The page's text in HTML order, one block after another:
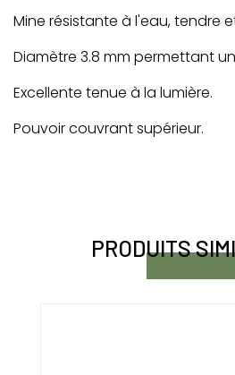
Mine résistante à l'eau, tendre
Diamètre 3.8 mm permettant
Excellente tenue à la lumière.
Pouvoir couvrant supérieur.
PRODUITS